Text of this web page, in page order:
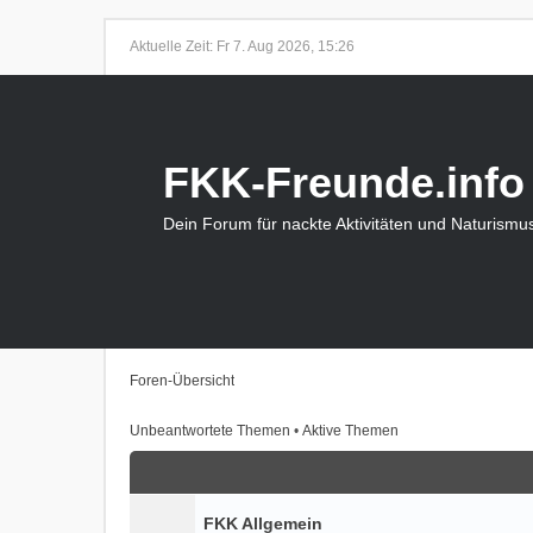
Aktuelle Zeit: Fr 7. Aug 2026, 15:26
FKK-Freunde.info
Dein Forum für nackte Aktivitäten und
Foren-Übersicht
Unbeantwortete Themen • Aktive Themen
FKK Allgemein